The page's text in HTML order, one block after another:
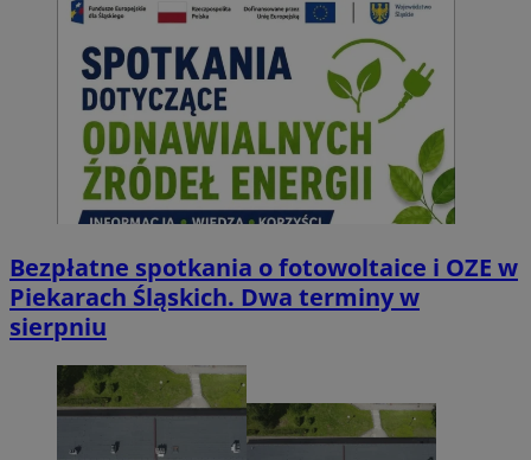
Bezpłatne spotkania o fotowoltaice i OZE w
Piekarach Śląskich. Dwa terminy w
sierpniu